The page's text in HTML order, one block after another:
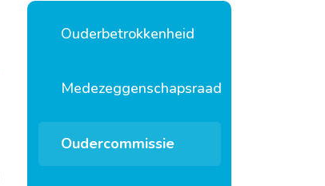
Ouderbetrokkenheid
Medezeggenschapsraad
Oudercommissie